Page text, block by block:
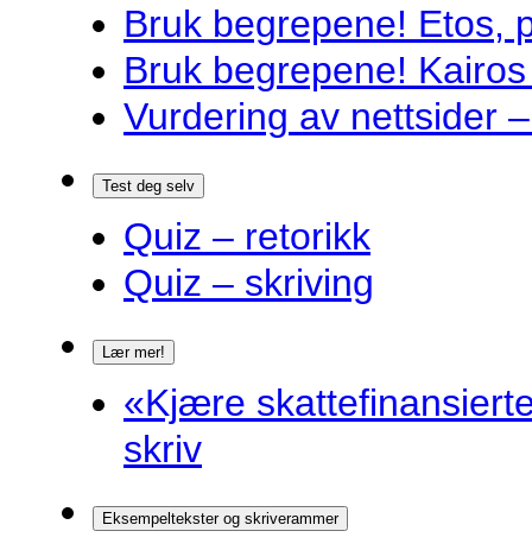
Bruk begrepene! Etos,
Bruk begrepene!
Vurdering av nettsider
Test deg selv
Quiz – retorikk
Quiz – skriving
Lær mer!
«Kjære
skriv
Eksempeltekster og skriverammer